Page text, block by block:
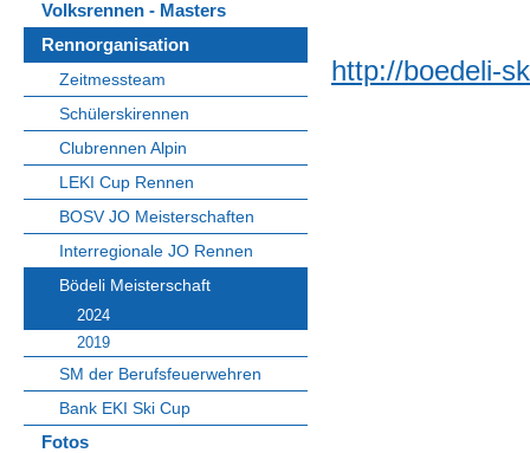
Volksrennen - Masters
Rennorganisation
Zeitmessteam
Schülerskirennen
Clubrennen Alpin
LEKI Cup Rennen
BOSV JO Meisterschaften
Interregionale JO Rennen
Bödeli Meisterschaft
2024
2019
SM der Berufsfeuerwehren
Bank EKI Ski Cup
Fotos
http://boedeli-